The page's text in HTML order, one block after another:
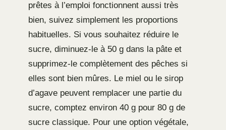
prêtes à l’emploi fonctionnent aussi très
bien, suivez simplement les proportions
habituelles. Si vous souhaitez réduire le
sucre, diminuez-le à 50 g dans la pâte et
supprimez-le complètement des pêches si
elles sont bien mûres. Le miel ou le sirop
d’agave peuvent remplacer une partie du
sucre, comptez environ 40 g pour 80 g de
sucre classique. Pour une option végétale,